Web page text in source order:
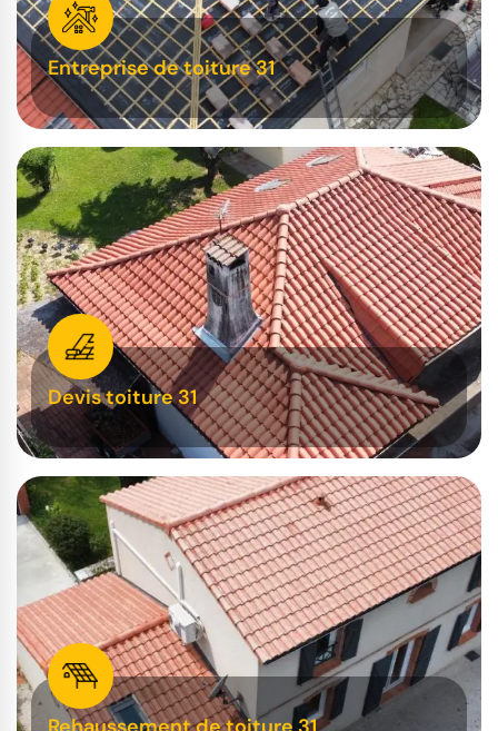
Entreprise de toiture 31
Devis toiture 31